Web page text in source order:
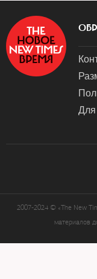
Для
2007-2024 © «The New
материалов